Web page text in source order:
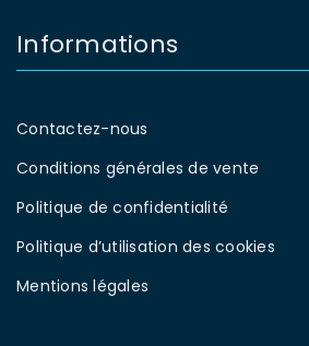
Informations
Contactez-nous
Conditions générales de vente
Politique de confidentialité
Politique d’utilisation des cookies
Mentions légales